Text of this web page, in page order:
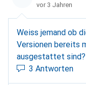
vor 3 Jahren
Weiss jemand ob
Versionen bereits
ausgestattet sind?
3 Antworten